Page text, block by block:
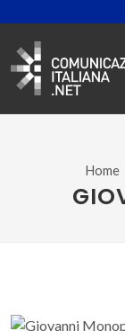
Home